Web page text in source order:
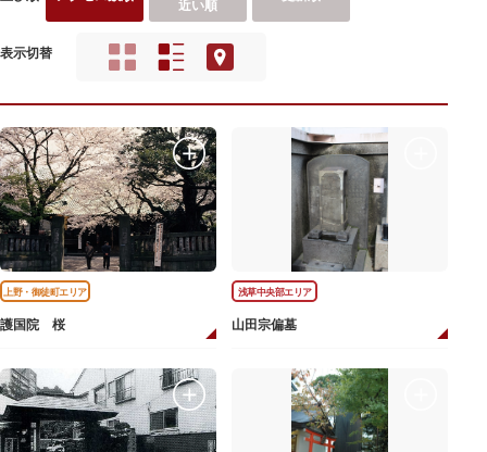
近い順
表示切替
上野・御徒町エリア
護国院 桜
浅草中央部エリア
山田宗偏墓